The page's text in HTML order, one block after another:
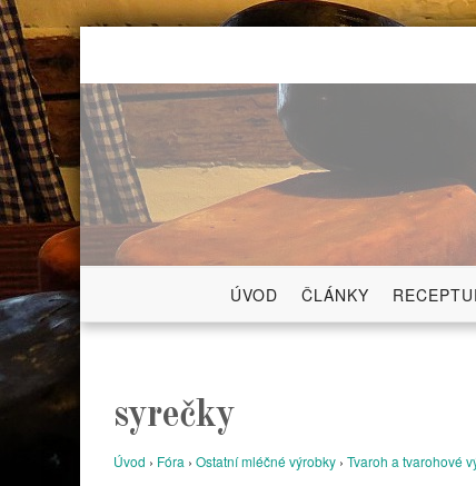
Skip
content
ÚVOD ČLÁNKY
syrečky
Úvod › Fóra › Ostatní mléčné výrobky › Tvaroh a tvarohové